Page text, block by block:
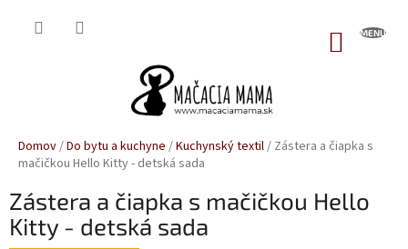
Domov/Do bytu a kuchyne /Kuchynský textil/ Zástera a čiapka s
mačičkou Hello Kitty - detská sada
Zástera a čiapka s mačičkou Hello
Kitty - detská sada